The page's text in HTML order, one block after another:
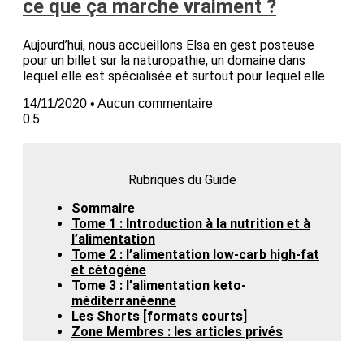
ce que ça marche vraiment ?
Aujourd’hui, nous accueillons Elsa en gest posteuse
pour un billet sur la naturopathie, un domaine dans
lequel elle est spécialisée et surtout pour lequel elle
14/11/2020 Aucun commentaire
Rubriques du Guide
Sommaire
Tome 1 : Introduction à la nutrition et à
l’alimentation
Tome 2 : l’alimentation low-carb high-fat
et cétogène
Tome 3 : l’alimentation keto-
méditerranéenne
Les Shorts [formats courts]
Zone Membres : les articles privés